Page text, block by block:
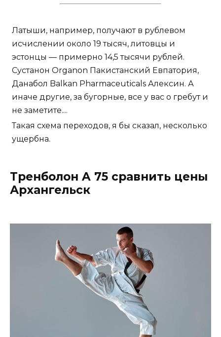
Латыши, например, получают в рублевом
исчислении около 19 тысяч, литовцы и
эстонцы — примерно 14,5 тысячи рублей.
Сустанон Organon Пакистанский Евпатория,
Данабол Balkan Pharmaceuticals Алексин. А
иначе другие, за бугорные, все у вас о гребут и
не заметите....
Такая схема переходов, я бы сказал, несколько
ущербна.
Тренболон A 75 сравнить цены
Архангельск